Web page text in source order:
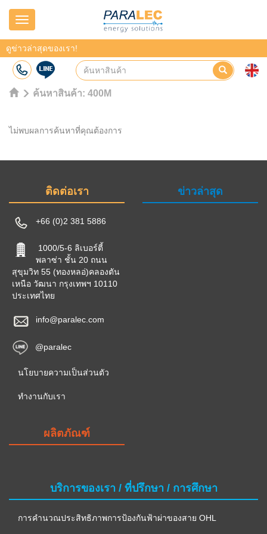
Navigation
ดูข่าวล่าสุดของเรา!
ค้นหาสินค้า: 400M
ไม่พบผลการค้นหาที่คุณต้องการ
ติดต่อเรา
+66 (0)2 381 5886
1000/5-6 ลิเบอร์ตี้
พลาซ่า ชั้น 20 ถนน
สุขุมวิท 55 (ทองหลอ่)คลองตัน
เหนือ วัฒนา กรุงเทพฯ 10110
ประเทศไทย
info@paralec.com
@paralec
นโยบายความเป็นส่วนตัว
ทำงานกับเรา
ข่าวล่าสุด
ผลิตภัณฑ์
บริการของเรา / ที่ปรึกษา / การศึกษา
การคำนวณประสิทธิภาพการป้องกันฟ้าผ่าของสาย OHL